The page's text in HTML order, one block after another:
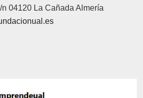
04120 La Cañada Almería